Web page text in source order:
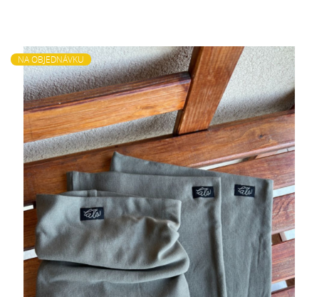
NA OBJEDNÁVKU